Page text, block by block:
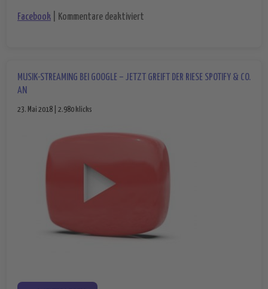
Facebook Kommentare deaktiviert
MUSIK-STREAMING BEI GOOGLE – JETZT GREIFT DER RIESE SPOTIFY & CO.
AN
23. Mai 2018 | 2.980 klicks